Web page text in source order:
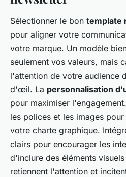
Sélectionner le bon template
pour aligner votre
votre marque. Un modèle
seulement vos valeurs, mais
l'attention de votre audience
d'œil. La personnalisation
pour maximiser
les polices et les images
votre charte graphique.
clairs pour encourager les
d'inclure des éléments
retiennent l'attention et